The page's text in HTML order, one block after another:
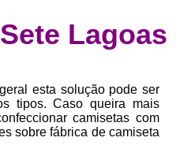
de Roupas
Confecção Roupas Fitness
de Coleção de
Lagoas
esta solução pode ser
tipos. Caso queira mais
camisetas com
sobre fábrica de camiseta